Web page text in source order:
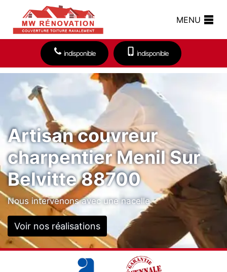
MENU
indisponible indisponible
Artisan couvreur
charpentier Menil Sur
Belvitte 88700
Nous intervenons avec une nacelle
Voir nos réalisations